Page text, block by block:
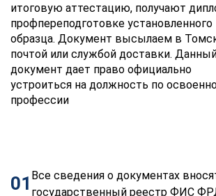
итоговую аттестацию, получают
профпереподготовке установленного
образца. Документ высылаем в
почтой или службой доставки.
документ дает право официально
устроиться на должность по
профессии
01 Все сведения о документах
государственный реестр ФИС